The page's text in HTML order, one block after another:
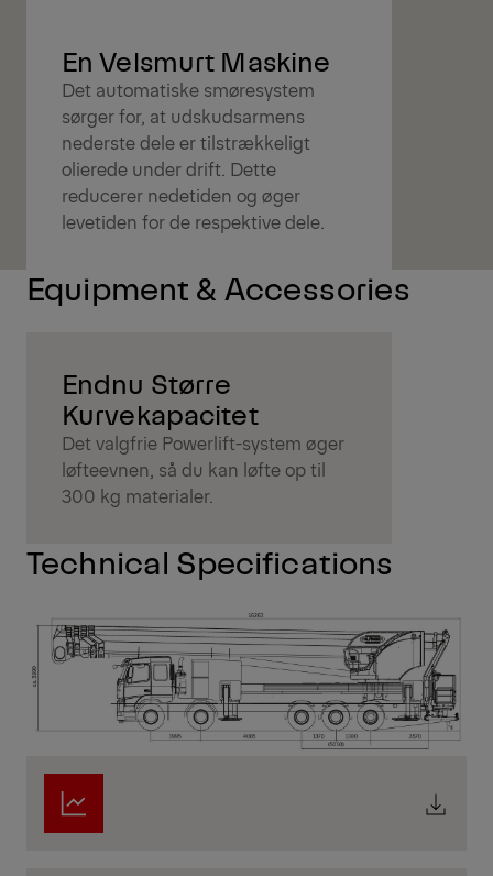
En Velsmurt Maskine
Det automatiske smøresystem
sørger for, at udskudsarmens
nederste dele er tilstrækkeligt
olierede under drift. Dette
reducerer nedetiden og øger
levetiden for de respektive dele.
Equipment & Accessories
Endnu Større
Kurvekapacitet
Det valgfrie Powerlift-system øger
løfteevnen, så du kan løfte op til
300 kg materialer.
Technical Specifications